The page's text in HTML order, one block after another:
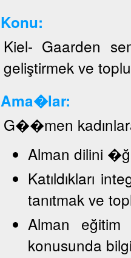
Konu:
Kiel- Gaarden
geliştirmek ve
Ama�lar:
G��men
Alman dilini
Katıldıkları
tanıtmak ve
Alman
konusunda